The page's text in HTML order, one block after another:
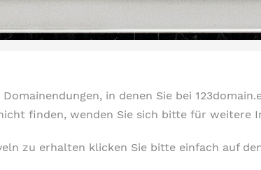
in denen Sie bei
finden, wenden Sie sich bitte für weitere
zu erhalten klicken Sie bitte einfach auf